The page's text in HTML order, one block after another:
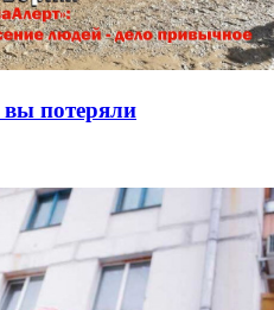
вы потеряли